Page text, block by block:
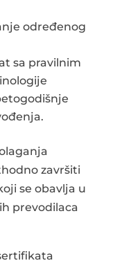
određenog
sa pravilnim
završiti
se obavlja u
prevodilaca